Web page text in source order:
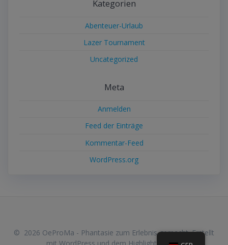
Kategorien
Abenteuer-Urlaub
Lazer Tournament
Uncategorized
Meta
Anmelden
Feed der Einträge
Kommentar-Feed
WordPress.org
© 2026 OeProMa - Phantasie zum Erlebnis gemacht. Erstellt